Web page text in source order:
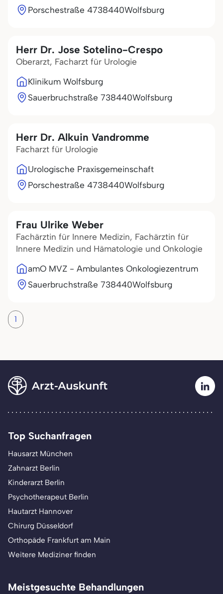
Porschestraße 4738440Wolfsburg
Herr Dr. Jose Sotelino-Crespo
Oberarzt, Facharzt für Urologie
Klinikum Wolfsburg
Sauerbruchstraße 738440Wolfsburg
Herr Dr. Alkuin Vandromme
Facharzt für Urologie
Urologische Praxisgemeinschaft
Porschestraße 4738440Wolfsburg
Frau Ulrike Weber
Fachärztin für Innere Medizin, Fachärztin für
Innere Medizin und Hämatologie und Onkologie
amO MVZ - Ambulantes Onkologiezentrum
Sauerbruchstraße 738440Wolfsburg
1
Top Suchanfragen
Hausarzt München
Zahnarzt Berlin
Kinderarzt Berlin
Psychotherapeut Berlin
Hautarzt Hannover
Chirurg Düsseldorf
Orthopäde Frankfurt am Main
Weitere Mediziner finden
Meistgesuchte Behandlungen